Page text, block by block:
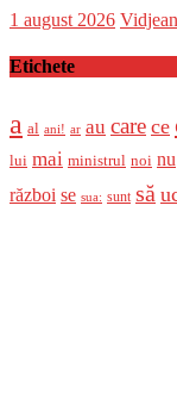
Posted
1 august 2026 Author
Etichete
a al ani! ar au care ce
lui mai ministrul noi nu
război se sua: sunt să